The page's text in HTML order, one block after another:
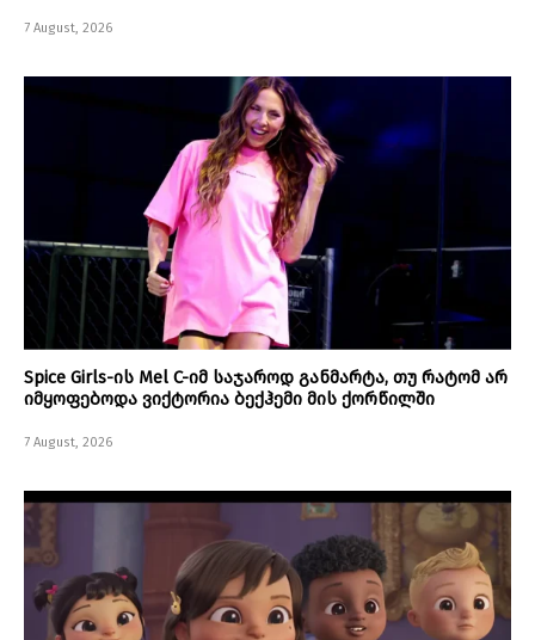
7 August, 2026
Spice Girls-ის Mel C-იმ საჯაროდ განმარტა, თუ რატომ არ
იმყოფებოდა ვიქტორია ბექჰემი მის ქორწილში
7 August, 2026